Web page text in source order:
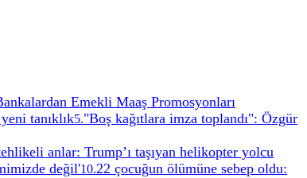
Emekli Maaş Promosyonları
tanıklık5."Boş kağıtlara imza toplandı": Özgür
anlar: Trump’ı taşıyan helikopter yolcu
değil'10.22 çocuğun ölümüne sebep oldu: